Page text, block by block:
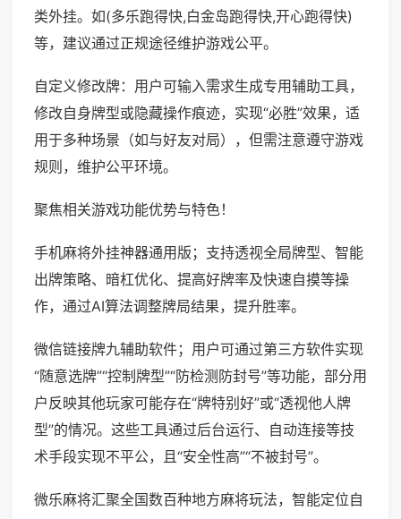
类外挂。如(多乐跑得快,白金岛跑得快,开心跑得快)
等，建议通过正规途径维护游戏公平。
自定义修改牌：用户可输入需求生成专用辅助工具，
修改自身牌型或隐藏操作痕迹，实现“必胜”效果，适
用于多种场景（如与好友对局），但需注意遵守游戏
规则，维护公平环境。
聚焦相关游戏功能优势与特色！
手机麻将外挂神器通用版；支持透视全局牌型、智能
出牌策略、暗杠优化、提高好牌率及快速自摸等操
作，通过AI算法调整牌局结果，提升胜率。
微信链接牌九辅助软件；用户可通过第三方软件实现
“随意选牌”“控制牌型”“防检测防封号”等功能，部分用
户反映其他玩家可能存在“牌特别好”或“透视他人牌
型”的情况。这些工具通过后台运行、自动连接等技
术手段实现不平公，且“安全性高”“不被封号”。
微乐麻将汇聚全国数百种地方麻将玩法，智能定位自